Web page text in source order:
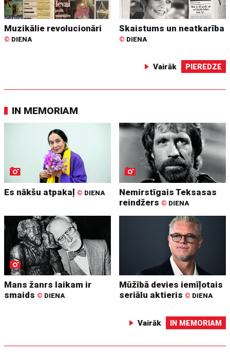
Muzikālie revolucionāri
© DIENA
Skaistums un neatkarība
© DIENA
Vairāk PIEREDZE
IN MEMORIAM
Es nākšu atpakaļ © DIENA
Nemirstīgais Teksasas
reindžers © DIENA
Mans žanrs laikam ir
smaids © DIENA
Mūžībā devies iemīļotais
seriālu aktieris © DIENA
Vairāk IN MEMORIAM